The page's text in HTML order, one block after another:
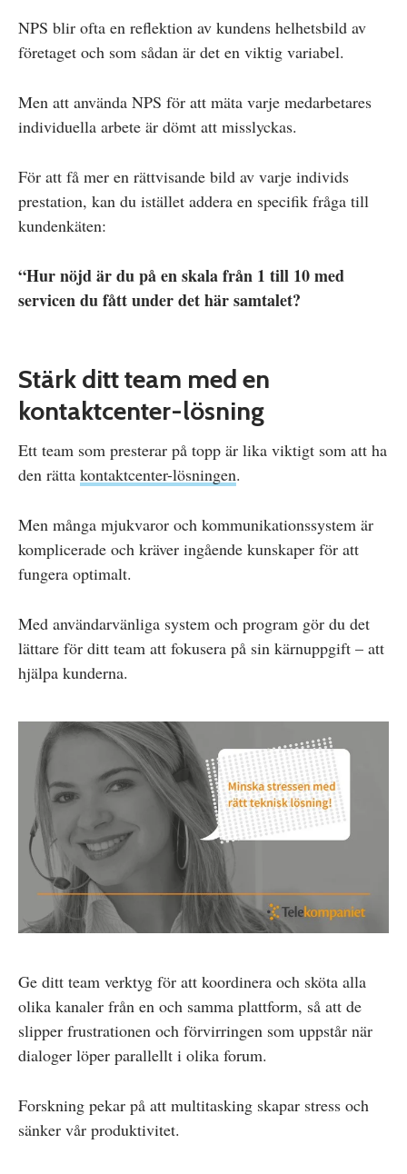
NPS blir ofta en reflektion av kundens helhetsbild av
företaget och som sådan är det en viktig variabel.
Men att använda NPS för att mäta varje medarbetares
individuella arbete är dömt att misslyckas.
För att få mer en rättvisande bild av varje individs
prestation, kan du istället addera en specifik fråga till
kundenkäten:
“Hur nöjd är du på en skala från 1 till 10 med
servicen du fått under det här samtalet?
Stärk ditt team med en
kontaktcenter-lösning
Ett team som presterar på topp är lika viktigt som att ha
den rätta kontaktcenter-lösningen.
Men många mjukvaror och kommunikationssystem är
komplicerade och kräver ingående kunskaper för att
fungera optimalt.
Med användarvänliga system och program gör du det
lättare för ditt team att fokusera på sin kärnuppgift – att
hjälpa kunderna.
Ge ditt team verktyg för att koordinera och sköta alla
olika kanaler från en och samma plattform, så att de
slipper frustrationen och förvirringen som uppstår när
dialoger löper parallellt i olika forum.
Forskning pekar på att multitasking skapar stress och
sänker vår produktivitet.